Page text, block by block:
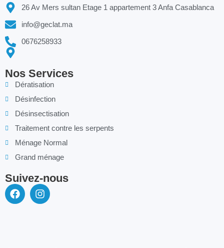
26 Av Mers sultan Etage 1 appartement 3 Anfa Casablanca
info@geclat.ma
0676258933
Nos Services
Dératisation
Désinfection
Désinsectisation
Traitement contre les serpents
Ménage Normal
Grand ménage
Suivez-nous